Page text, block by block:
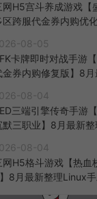
网H5宫斗养成游戏【
区跨服代金券内购优
+全资源安卓+详细搭
程
08-05
卡牌即时对战手游
金券内购修复版】8月
权后台+安卓苹果双
程+视频教程
08-04
三端引擎传奇手游
默三职业】8月最新
08-04
网H5格斗游戏【热血
8月最新整理Linux